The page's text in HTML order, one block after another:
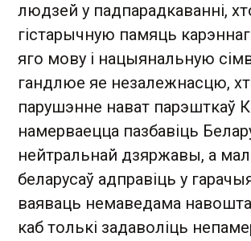
людзей у падпарадкаванні,
гістарычную памяць
яго мову і нацыянальную
гандлюе яе незалежнасцю,
парушэнне нават парэшткаў
намерваецца пазбавіць
нейтральнай дзяржавы, а
беларусаў адправіць у
ваяваць немаведама навошта
каб толькі задаволіць